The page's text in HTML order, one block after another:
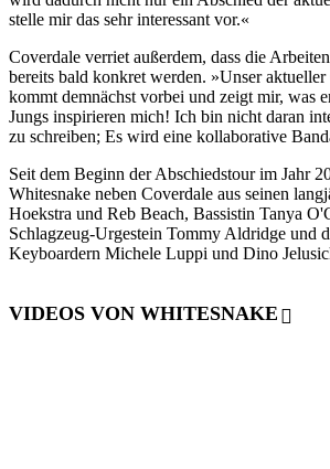
stelle mir das sehr interessant vor.«
Coverdale verriet außerdem, dass die
bereits bald konkret werden. »Unser
kommt demnächst vorbei und zeigt mir, was
Jungs inspirieren mich! Ich bin nicht daran
zu schreiben; Es wird eine kollaborative
Seit dem Beginn der Abschiedstour im Jahr
Whitesnake neben Coverdale aus seinen
Hoekstra und Reb Beach, Bassistin Tanya
Schlagzeug-Urgestein Tommy Aldridge und
Keyboardern Michele Luppi und Dino
VIDEOS VON WHITESNAKE